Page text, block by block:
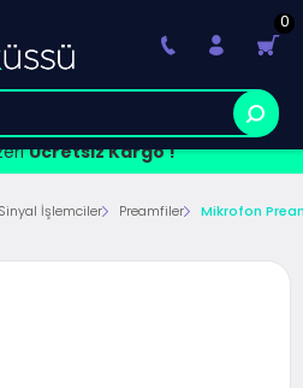
Ücretsiz Kargo !
0
Sinyal İşlemciler Preamfiler Mikrofon